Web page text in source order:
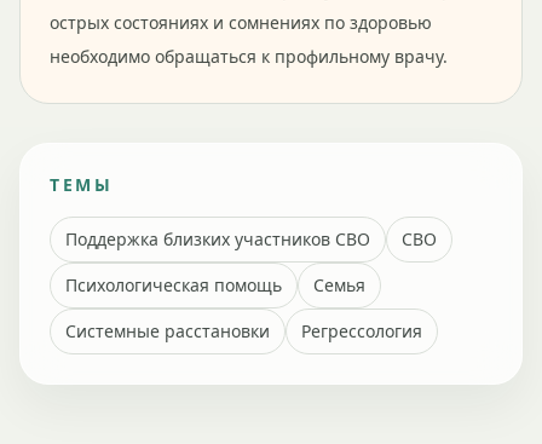
острых состояниях и сомнениях по здоровью
необходимо обращаться к профильному врачу.
ТЕМЫ
Поддержка близких участников СВО
СВО
Психологическая помощь
Семья
Системные расстановки
Регрессология